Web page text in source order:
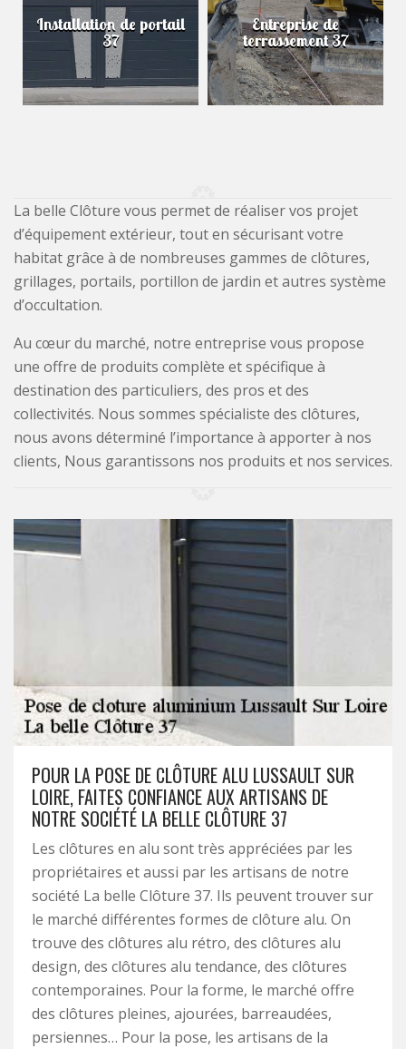
Installation de portail
37
Entreprise de
terrassement 37
La belle Clôture vous permet de réaliser vos projet
d’équipement extérieur, tout en sécurisant votre
habitat grâce à de nombreuses gammes de clôtures,
grillages, portails, portillon de jardin et autres système
d’occultation.
Au cœur du marché, notre entreprise vous propose
une offre de produits complète et spécifique à
destination des particuliers, des pros et des
collectivités. Nous sommes spécialiste des clôtures,
nous avons déterminé l’importance à apporter à nos
clients, Nous garantissons nos produits et nos services.
POUR LA POSE DE CLÔTURE ALU LUSSAULT SUR
LOIRE, FAITES CONFIANCE AUX ARTISANS DE
NOTRE SOCIÉTÉ LA BELLE CLÔTURE 37
Les clôtures en alu sont très appréciées par les
propriétaires et aussi par les artisans de notre
société La belle Clôture 37. Ils peuvent trouver sur
le marché différentes formes de clôture alu. On
trouve des clôtures alu rétro, des clôtures alu
design, des clôtures alu tendance, des clôtures
contemporaines. Pour la forme, le marché offre
des clôtures pleines, ajourées, barreaudées,
persiennes… Pour la pose, les artisans de la